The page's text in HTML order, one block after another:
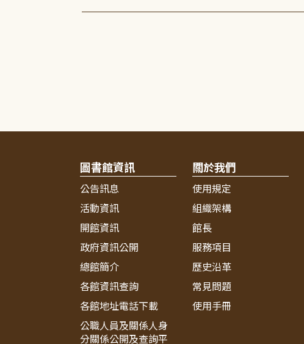
圖書館資訊
公告訊息
活動資訊
開館資訊
政府資訊公開
總館簡介
各館資訊查詢
各館地址電話下載
公職人員及關係人身
分關係公開及查詢平
關於我們
使用規定
組織架構
館長
服務項目
歷史沿革
常見問題
使用手冊